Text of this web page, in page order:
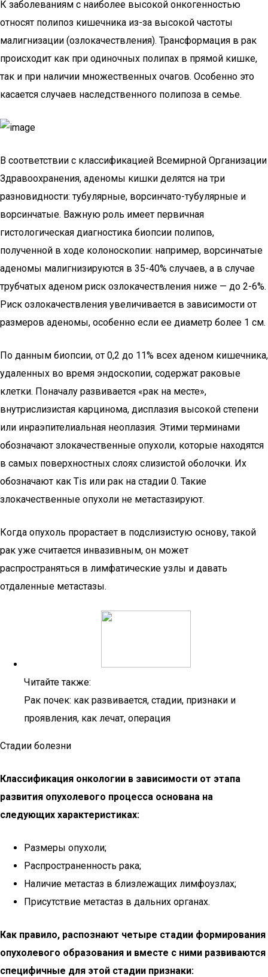
К заболеваниям с наиболее высокой онкогенностью
относят полипоз кишечника из-за высокой частоты
малигнизации (озлокачествления). Трансформация в рак
происходит как при одиночных полипах в прямой кишке,
так и при наличии множественных очагов. Особенно это
касается случаев наследственного полипоза в семье.
В соответствии с классификацией Всемирной Организации
Здравоохранения, аденомы кишки делятся на три
разновидности: тубулярные, ворсинчато-тубулярные и
ворсинчатые. Важную роль имеет первичная
гистологическая диагностика биопсии полипов,
полученной в ходе колоноскопии: например, ворсинчатые
аденомы малигнизируются в 35-40% случаев, а в случае
трубчатых аденом риск озлокачествления ниже — до 2-6%.
Риск озлокачествления увеличивается в зависимости от
размеров аденомы, особенно если ее диаметр более 1 см.
По данным биопсии, от 0,2 до 11% всех аденом кишечника,
удаленных во время эндоскопии, содержат раковые
клетки. Поначалу развивается «рак на месте»,
внутрислизистая карцинома, дисплазия высокой степени
или инраэпителиальная неоплазия. Этими терминами
обозначают злокачественные опухоли, которые находятся
в самых поверхностных слоях слизистой оболочки. Их
обозначают как Tis или рак на стадии 0. Такие
злокачественные опухоли не метастазируют.
Когда опухоль прорастает в подслизистую основу, такой
рак уже считается инвазивным, он может
распространяться в лимфатические узлы и давать
отдаленные метастазы.
Читайте также:
Рак почек: как развивается, стадии, признаки и
проявления, как лечат, операция
Стадии болезни
Классификация онкологии в зависимости от этапа
развития опухолевого процесса основана на
следующих характеристиках:
Размеры опухоли;
Распространенность рака;
Наличие метастаз в близлежащих лимфоузлах;
Присутствие метастаз в дальних органах.
Как правило, распознают четыре стадии формирования
опухолевого образования и вместе с ними развиваются
специфичные для этой стадии признаки: